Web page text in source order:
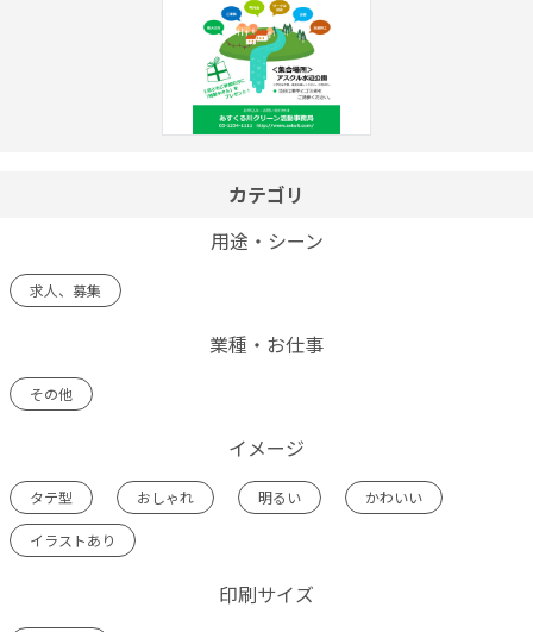
カテゴリ
用途・シーン
求人、募集
業種・お仕事
その他
イメージ
タテ型 おしゃれ 明るい かわいい
イラストあり
印刷サイズ